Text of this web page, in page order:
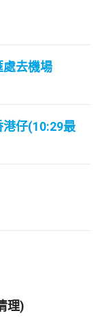
處去機場
港仔(10:29最
理)